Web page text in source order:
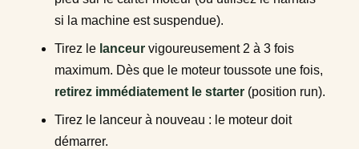
si la machine est suspendue).
Tirez le lanceur vigoureusement 2 à 3 fois
maximum. Dès que le moteur toussote une fois,
retirez immédiatement le starter (position run).
Tirez le lanceur à nouveau : le moteur doit
démarrer.